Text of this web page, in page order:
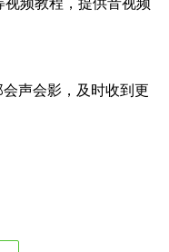
频教程，提供音视频
声会影，及时收到更